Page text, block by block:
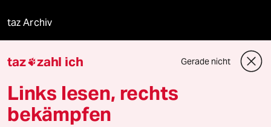
taz Archiv
Reisen
taz zahl ich Gerade nicht
Links lesen, rechts
bekämpfen